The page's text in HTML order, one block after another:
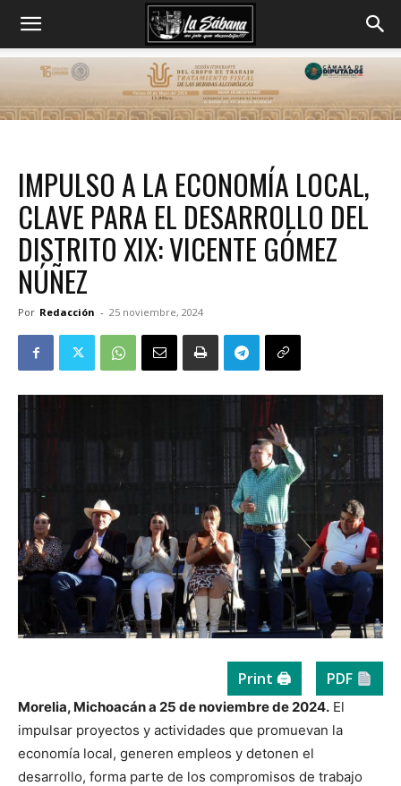
IMPULSO A LA ECONOMÍA LOCAL,
CLAVE PARA EL DESARROLLO DEL
DISTRITO XIX: VICENTE GÓMEZ
NÚÑEZ
Por Redacción - 25 noviembre, 2024
Print 🖨 PDF
Morelia, Michoacán a 25 de noviembre de 2024. El
impulsar proyectos y actividades que promuevan la
economía local, generen empleos y detonen el
desarrollo, forma parte de los compromisos de trabajo